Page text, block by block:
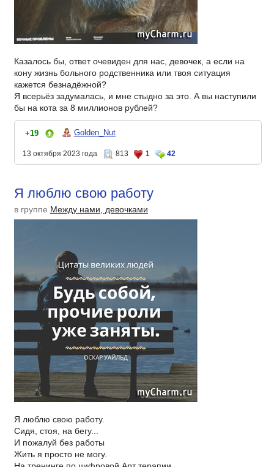
Казалось бы, ответ очевиден для нас, девочек, а если на
кону жизнь больного родственника или твоя ситуация
кажется безнадёжной?
Я всерьёз задумалась, и мне стыдно за это. А вы наступили
бы на кота за 8 миллионов рублей?
+19 Golden_Nut
13 октября 2023 года 813 1 42
Я люблю свою работу
в группе Между нами, девочками
Я люблю свою работу.
Сидя, стоя, на бегу...
И пожалуй без работы
Жить я просто не могу.